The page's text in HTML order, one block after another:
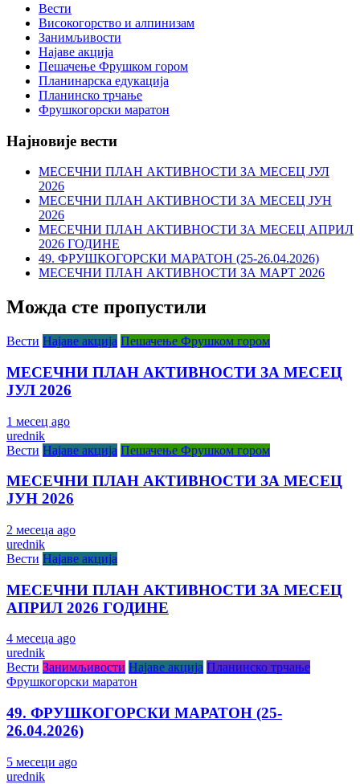
Вести
Високогорство и алпинизам
Занимљивости
Најаве акција
Пешачење Фрушком гором
Планинарска едукација
Планинско трчање
Фрушкогорски маратон
Најновије вести
МЕСЕЧНИ ПЛАН АКТИВНОСТИ ЗА МЕСЕЦ ЈУЛ
2026
МЕСЕЧНИ ПЛАН АКТИВНОСТИ ЗА МЕСЕЦ ЈУН
2026
МЕСЕЧНИ ПЛАН АКТИВНОСТИ ЗА МЕСЕЦ АПРИЛ
2026 ГОДИНЕ
49. ФРУШКОГОРСКИ МАРАТОН (25-26.04.2026)
МЕСЕЧНИ ПЛАН АКТИВНОСТИ ЗА МАРТ 2026
Можда сте пропустили
Вести Најаве акција Пешачење Фрушком гором
МЕСЕЧНИ ПЛАН АКТИВНОСТИ ЗА МЕСЕЦ
ЈУЛ 2026
1 месец ago
urednik
Вести Најаве акција Пешачење Фрушком гором
МЕСЕЧНИ ПЛАН АКТИВНОСТИ ЗА МЕСЕЦ
ЈУН 2026
2 месеца ago
urednik
Вести Најаве акција
МЕСЕЧНИ ПЛАН АКТИВНОСТИ ЗА МЕСЕЦ
АПРИЛ 2026 ГОДИНЕ
4 месеца ago
urednik
Вести Занимљивости Најаве акција Планинско трчање
Фрушкогорски маратон
49. ФРУШКОГОРСКИ МАРАТОН (25-
26.04.2026)
5 месеци ago
urednik